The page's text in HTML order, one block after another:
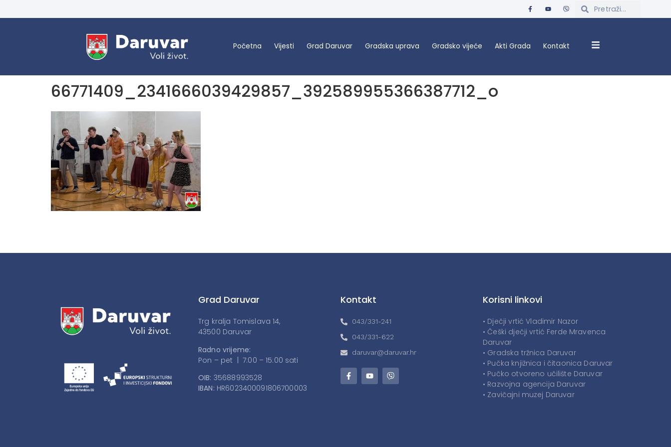
Početna Vijesti Grad Daruvar Gradska uprava Gradsko vijeće Akti Grada Kontakt
66771409_2341666039429857_392589955366387712_o
Grad Daruvar
Trg kralja Tomislava 14,
43500 Daruvar
Radno vrijeme:
Pon – pet | 7:00 – 15:00 sati
OIB: 35688993528
IBAN: HR6023400091806700003
Kontakt
043/331-241
043/331-622
daruvar@daruvar.hr
Korisni linkovi
• Dječji vrtić Vladimir Nazor
• Češki dječji vrtić Ferde Mravenca
Daruvar
• Gradska tržnica Daruvar
• Pučka knjižnica i čitaonica Daruvar
• Pučko otvoreno učilište Daruvar
• Razvojna agencija Daruvar
• Zavičajni muzej Daruvar